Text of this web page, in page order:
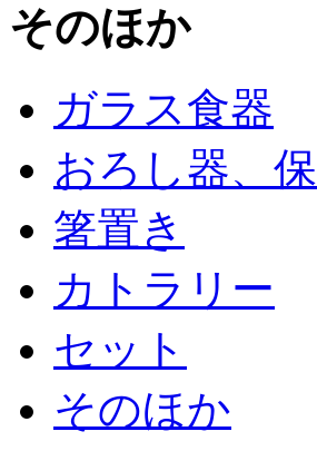
そのほか
ガラス食器
おろし器、
箸置き
カトラリー
セット
そのほか